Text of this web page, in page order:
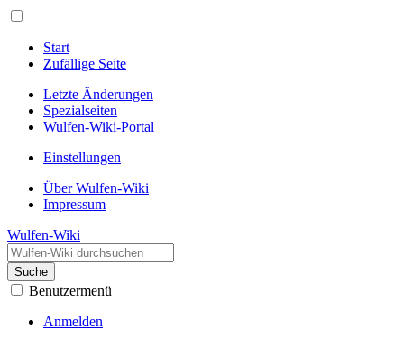
Start
Zufällige Seite
Letzte Änderungen
Spezialseiten
Wulfen-Wiki-Portal
Einstellungen
Über Wulfen-Wiki
Impressum
Wulfen-Wiki
Suche
Benutzermenü
Anmelden